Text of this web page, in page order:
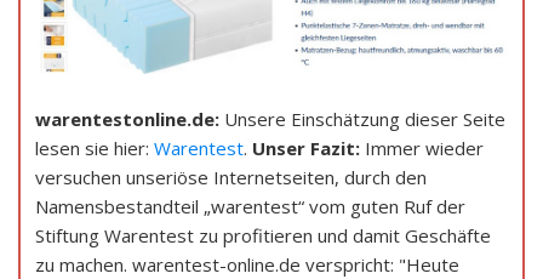
warentestonline.de: Unsere Einschätzung dieser Seite
lesen sie hier: Warentest. Unser Fazit: Immer wieder
versuchen unseriöse Internetseiten, durch den
Namensbestandteil „warentest“ vom guten Ruf der
Stiftung Warentest zu profitieren und damit Geschäfte
zu machen. warentest-online.de verspricht: "Heute